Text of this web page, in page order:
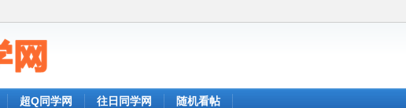
超Q同学网 往日同学网 随机看帖